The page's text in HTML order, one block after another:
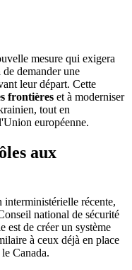
mesure qui exigera
de demander une
leur départ. Cette
frontières et à moderniser
tout en
européenne.
aux
interministérielle récente,
national de sécurité
est de créer un système
à ceux déjà en place
Canada.